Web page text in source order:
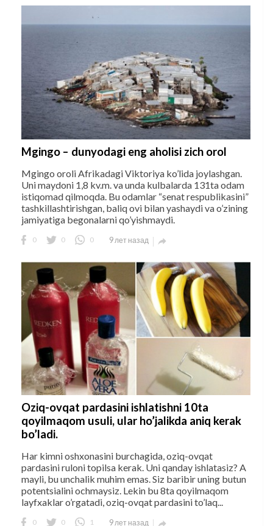
Mgingo – dunyodagi eng aholisi zich orol
Mgingo oroli Afrikadagi Viktoriya ko’lida joylashgan.
Uni maydoni 1,8 kv.m. va unda kulbalarda 131ta odam
istiqomad qilmoqda. Bu odamlar “senat respublikasini”
tashkillashtirishgan, baliq ovi bilan yashaydi va o’zining
jamiyatiga begonalarni qo’yishmaydi.
0 0 0 9 лет назад 
Oziq-ovqat pardasini ishlatishni 10ta
qoyilmaqom usuli, ular ho’jalikda aniq kerak
bo’ladi.
Har kimni oshxonasini burchagida, oziq-ovqat
pardasini ruloni topilsa kerak. Uni qanday ishlatasiz? A
mayli, bu unchalik muhim emas. Siz baribir uning butun
potentsialini ochmaysiz. Lekin bu 8ta qoyilmaqom
layfxaklar o’rgatadi, oziq-ovqat pardasini to’laq...
0 0 1 9 лет назад 